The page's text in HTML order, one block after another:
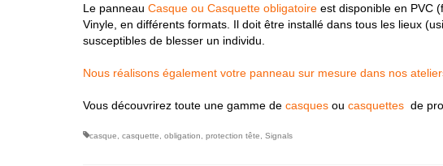
Le panneau Casque ou Casquette obligatoire est disponible en PVC
Vinyle, en différents formats. Il doit être installé dans tous les lieux
susceptibles de blesser un individu.
Nous réalisons également votre panneau sur mesure dans nos
Vous découvrirez toute une gamme de casques ou casquettes de
casque casquette obligation protection tête Signals